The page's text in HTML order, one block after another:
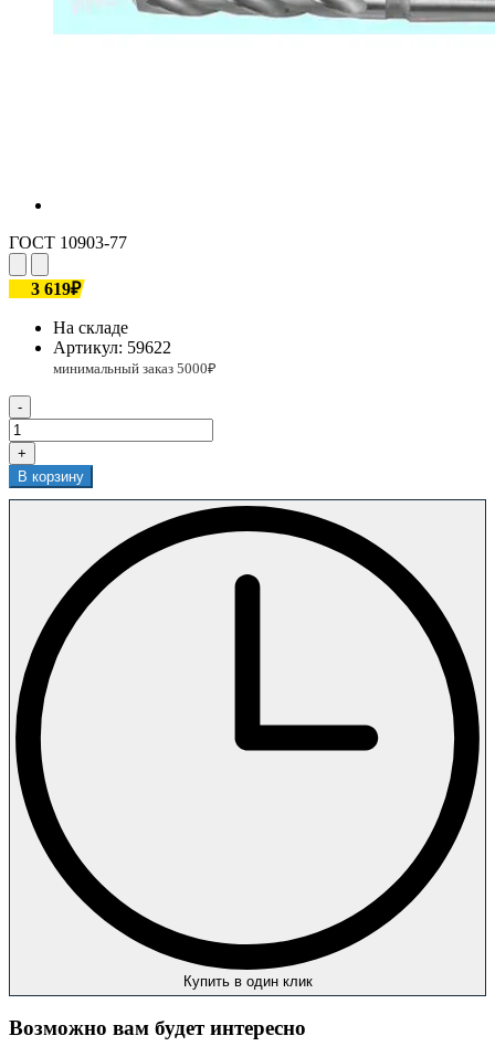
ГОСТ 10903-77
3 619₽
На складе
Артикул: 59622
-
+
В корзину
Купить в один клик
Возможно вам будет интересно